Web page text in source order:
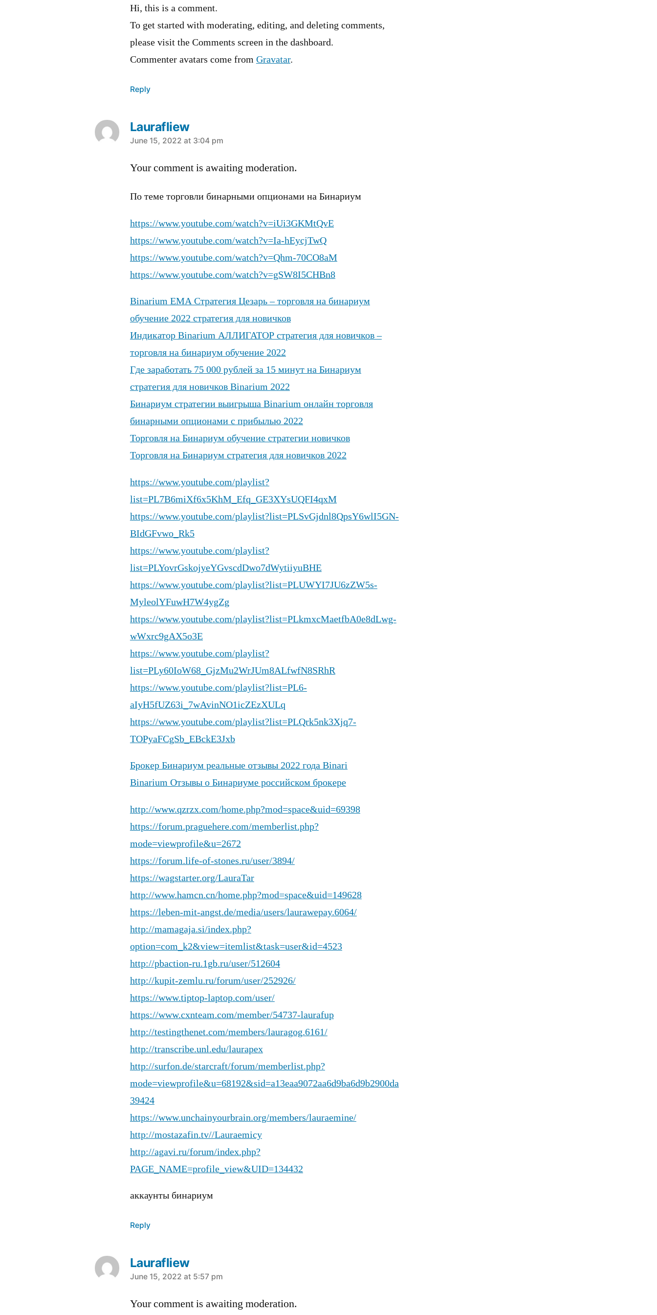
Hi, this is a comment.
To get started with moderating, editing, and deleting comments,
please visit the Comments screen in the dashboard.
Commenter avatars come from Gravatar.
Reply
Laurafliew
says:
June 15, 2022 at 3:04 pm
Your comment is awaiting moderation.
По теме торговли бинарными опционами на Бинариум
https://www.youtube.com/watch?v=iUi3GKMtQvE
https://www.youtube.com/watch?v=Ia-hEycjTwQ
https://www.youtube.com/watch?v=Qhm-70CO8aM
https://www.youtube.com/watch?v=gSW8I5CHBn8
Binarium EMA Стратегия Цезарь – торговля на бинариум
обучение 2022 стратегия для новичков
Индикатор Binarium АЛЛИГАТОР стратегия для новичков –
торговля на бинариум обучение 2022
Где заработать 75 000 рублей за 15 минут на Бинариум
стратегия для новичков Binarium 2022
Бинариум стратегии выигрыша Binarium онлайн торговля
бинарными опционами с прибылью 2022
Торговля на Бинариум обучение стратегии новичков
Торговля на Бинариум стратегия для новичков 2022
https://www.youtube.com/playlist?
list=PL7B6miXf6x5KhM_Efq_GE3XYsUQFI4qxM
https://www.youtube.com/playlist?list=PLSvGjdnl8QpsY6wlI5GN-
BIdGFvwo_Rk5
https://www.youtube.com/playlist?
list=PLYovrGskojyeYGvscdDwo7dWytiiyuBHE
https://www.youtube.com/playlist?list=PLUWYI7JU6zZW5s-
MyleolYFuwH7W4ygZg
https://www.youtube.com/playlist?list=PLkmxcMaetfbA0e8dLwg-
wWxrc9gAX5o3E
https://www.youtube.com/playlist?
list=PLy60IoW68_GjzMu2WrJUm8ALfwfN8SRhR
https://www.youtube.com/playlist?list=PL6-
aIyH5fUZ63i_7wAvinNO1icZEzXULq
https://www.youtube.com/playlist?list=PLQrk5nk3Xjq7-
TOPyaFCgSb_EBckE3Jxb
Брокер Бинариум реальные отзывы 2022 года Binari
Binarium Отзывы о Бинариуме российском брокере
http://www.qzrzx.com/home.php?mod=space&uid=69398
https://forum.praguehere.com/memberlist.php?
mode=viewprofile&u=2672
https://forum.life-of-stones.ru/user/3894/
https://wagstarter.org/LauraTar
http://www.hamcn.cn/home.php?mod=space&uid=149628
https://leben-mit-angst.de/media/users/laurawepay.6064/
http://mamagaja.si/index.php?
option=com_k2&view=itemlist&task=user&id=4523
http://pbaction-ru.1gb.ru/user/512604
http://kupit-zemlu.ru/forum/user/252926/
https://www.tiptop-laptop.com/user/
https://www.cxnteam.com/member/54737-laurafup
http://testingthenet.com/members/lauragog.6161/
http://transcribe.unl.edu/laurapex
http://surfon.de/starcraft/forum/memberlist.php?
mode=viewprofile&u=68192&sid=a13eaa9072aa6d9ba6d9b2900da
39424
https://www.unchainyourbrain.org/members/lauraemine/
http://mostazafin.tv//Lauraemicy
http://agavi.ru/forum/index.php?
PAGE_NAME=profile_view&UID=134432
аккаунты бинариум
Reply
Laurafliew
says:
June 15, 2022 at 5:57 pm
Your comment is awaiting moderation.